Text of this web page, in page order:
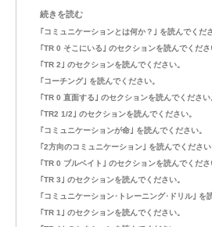
続きを読む
｢コミュニケーションとは何か？｣ を読んでくださ
｢TR 0 そこにいる｣ のセクションを読んでくださ
｢TR 2｣ のセクションを読んでください。
｢コーチング｣ を読んでください。
｢TR 0 直面する｣ のセクションを読んでください
｢TR2 1/2｣ のセクションを読んでください。
｢コミュニケーションが命｣ を読んでください。
｢2方向のコミュニケーション｣ を読んでください
｢TR 0 ブルベイト｣ のセクションを読んでくださ
｢TR 3｣ のセクションを読んでください。
｢コミュニケーション･トレーニング･ドリル｣ を
｢TR 1｣ のセクションを読んでください。